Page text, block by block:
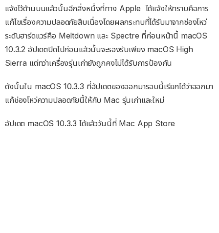
แจ้งไว้ด้านบนแล้วนั้นอีกสิ่งหนึ่งที่ทาง Apple ได้แจ้งให้ทราบคือการ
แก้ไขเรื่องความปลอดภัยสืบเนื่องโดยผลกระทบที่ได้รับมาจากช่องโหว่
ระดับฮาร์ดแวร์คือ Meltdown และ Spectre ที่ก่อนหน้านี้ macOS
10.3.2 อัปเดตปิดไปก่อนแล้วนั้นจะรองรับเพียง macOS High
Sierra แต่ทว่าเครื่องรุ่นเก่ายังถูกคงไม่ได้รับการป้องกัน
ดังนั้นใน macOS 10.3.3 ที่อัปเดตของออกมารอบนี้เรียกได้ว่าออกมา
แก้ช่องโหว่ความปลอดภัยนี้ให้กับ Mac รุ่นเก่าและใหม่
อัปเดต macOS 10.3.3 ได้แล้ววันนี้ที่ Mac App Store